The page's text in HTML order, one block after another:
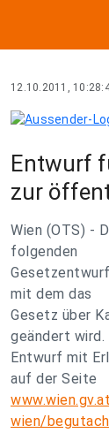
12.10.2011,
Entwurf
zur
Wien (OTS) -
folgenden
mit dem das
Gesetz über
geändert wird.
Entwurf mit
auf der Seite
wien/